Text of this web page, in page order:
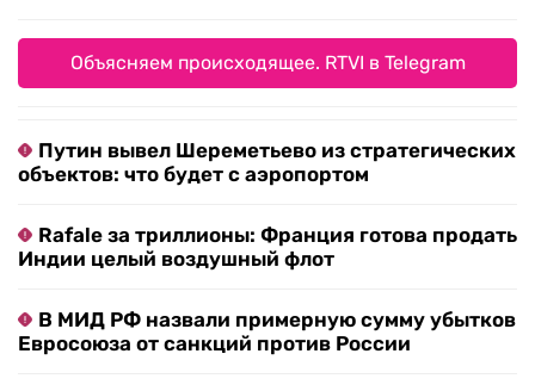
Объясняем происходящее. RTVI в Telegram
Путин вывел Шереметьево из стратегических
объектов: что будет с аэропортом
Rafale за триллионы: Франция готова продать
Индии целый воздушный флот
В МИД РФ назвали примерную сумму убытков
Евросоюза от санкций против России